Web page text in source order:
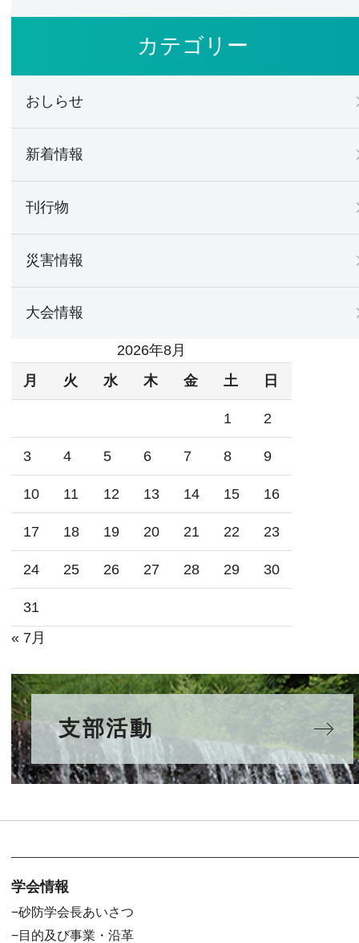
カテゴリー
おしらせ
新着情報
刊行物
災害情報
大会情報
2026年8月
月
火 水 木 金 土 日
1 2
3 4 5 6 7 8 9
10 11 12 13 14 15 16
17 18 19 20 21 22 23
24 25 26 27 28 29 30
31
« 7月
支部活動
学会情報
砂防学会長あいさつ
目的及び事業・沿革